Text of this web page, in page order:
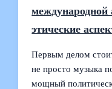
международной
этические
Первым делом
не просто музыка
мощный